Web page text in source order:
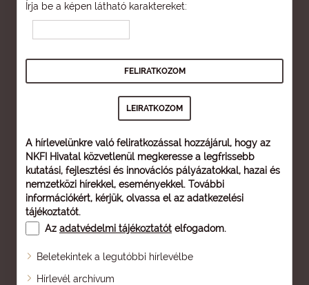
Írja be a képen látható karaktereket:
A hírlevelünkre való feliratkozással hozzájárul, hogy az
NKFI Hivatal közvetlenül megkeresse a legfrissebb
kutatási, fejlesztési és innovációs pályázatokkal, hazai és
nemzetközi hírekkel, eseményekkel. További
információkért, kérjük, olvassa el az adatkezelési
tájékoztatót.
Az adatvédelmi tájékoztatót elfogadom.
Beletekintek a legutóbbi hírlevélbe
Hírlevél archívum
Oldaltérkép